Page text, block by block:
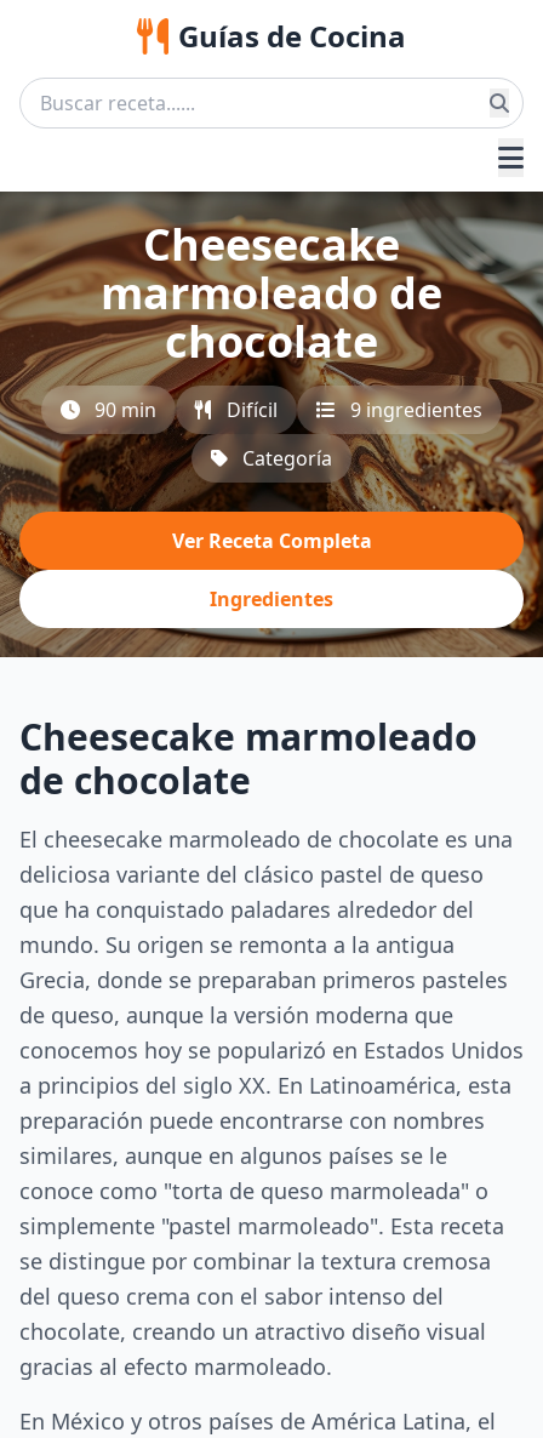
Guías de Cocina
Cheesecake
marmoleado de
chocolate
90 min Difícil
9 ingredientes
Categoría
Ver Receta Completa
Ingredientes
Cheesecake marmoleado
de chocolate
El cheesecake marmoleado de chocolate es una
deliciosa variante del clásico pastel de queso
que ha conquistado paladares alrededor del
mundo. Su origen se remonta a la antigua
Grecia, donde se preparaban primeros pasteles
de queso, aunque la versión moderna que
conocemos hoy se popularizó en Estados Unidos
a principios del siglo XX. En Latinoamérica, esta
preparación puede encontrarse con nombres
similares, aunque en algunos países se le
conoce como "torta de queso marmoleada" o
simplemente "pastel marmoleado". Esta receta
se distingue por combinar la textura cremosa
del queso crema con el sabor intenso del
chocolate, creando un atractivo diseño visual
gracias al efecto marmoleado.
En México y otros países de América Latina, el